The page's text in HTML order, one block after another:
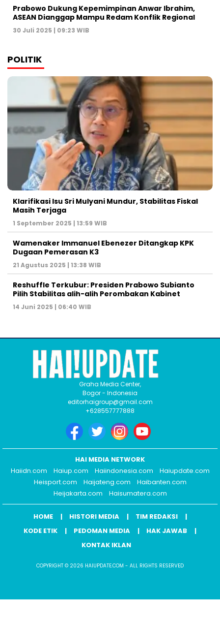
Prabowo Dukung Kepemimpinan Anwar Ibrahim,
ASEAN Dianggap Mampu Redam Konflik Regional
30 Juli 2025 | 09:23 WIB
POLITIK
Klarifikasi Isu Sri Mulyani Mundur, Stabilitas Fiskal
Masih Terjaga
1 September 2025 | 13:59 WIB
Wamenaker Immanuel Ebenezer Ditangkap KPK
Dugaan Pemerasan K3
21 Agustus 2025 | 13:38 WIB
Reshuffle Terkubur: Presiden Prabowo Subianto
Pilih Stabilitas alih-alih Perombakan Kabinet
14 Juni 2025 | 06:40 WIB
Graha Media Center,
Bogor - Indonesia
editorhaigroup@gmail.com
+628557777888
HAI MEDIA NETWORK
Haiidn.com
Haiup.com Haiindonesia.com
Haiupdate.com
Heisport.com
Haijateng.com
Haibanten.com
Heijakarta.com
Haisumatera.com
HOME HISTORI MEDIA
TIM REDAKSI
KODE ETIK
PEDOMAN MEDIA
HAK JAWAB
KONTAK IKLAN
COPYRIGHT © 2026 HAIUPDATE.COM - ALL RIGHTS RESERVED